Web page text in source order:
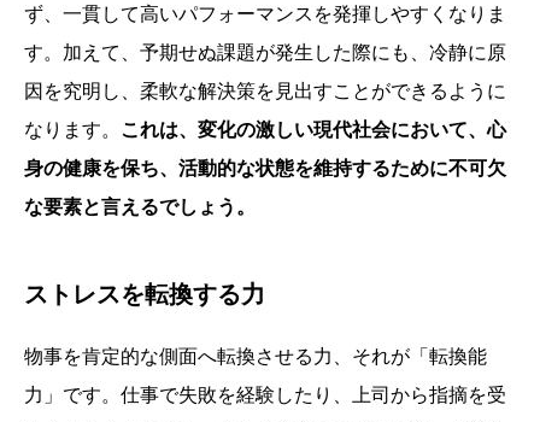
ず、一貫して高いパフォーマンスを発揮しやすくなりま
す。加えて、予期せぬ課題が発生した際にも、冷静に原
因を究明し、柔軟な解決策を見出すことができるように
なります。 これは、変化の激しい現代社会において、心
身の健康を保ち、活動的な状態を維持するために不可欠
な要素と言えるでしょう。
ストレスを転換する力
物事を肯定的な側面へ転換させる力、それが「転換能
力」です。仕事で失敗を経験したり、上司から指摘を受